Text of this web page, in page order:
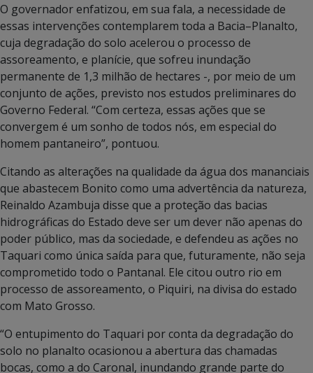
O governador enfatizou, em sua fala, a necessidade de
essas intervenções contemplarem toda a Bacia–Planalto,
cuja degradação do solo acelerou o processo de
assoreamento, e planície, que sofreu inundação
permanente de 1,3 milhão de hectares -, por meio de um
conjunto de ações, previsto nos estudos preliminares do
Governo Federal. “Com certeza, essas ações que se
convergem é um sonho de todos nós, em especial do
homem pantaneiro”, pontuou.
Citando as alterações na qualidade da água dos mananciais
que abastecem Bonito como uma advertência da natureza,
Reinaldo Azambuja disse que a proteção das bacias
hidrográficas do Estado deve ser um dever não apenas do
poder público, mas da sociedade, e defendeu as ações no
Taquari como única saída para que, futuramente, não seja
comprometido todo o Pantanal. Ele citou outro rio em
processo de assoreamento, o Piquiri, na divisa do estado
com Mato Grosso.
“O entupimento do Taquari por conta da degradação do
solo no planalto ocasionou a abertura das chamadas
bocas, como a do Caronal, inundando grande parte do